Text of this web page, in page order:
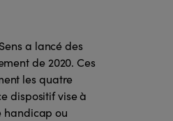
a lancé des
de 2020. Ces
les quatre
dispositif vise à
handicap ou